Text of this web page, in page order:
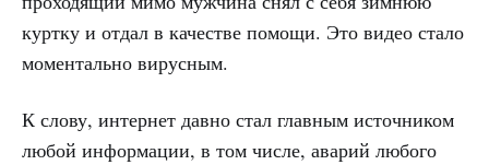
куртку и отдал в качестве помощи. Это видео стало
моментально вирусным.
К слову, интернет давно стал главным источником
любой информации, в том числе, аварий любого